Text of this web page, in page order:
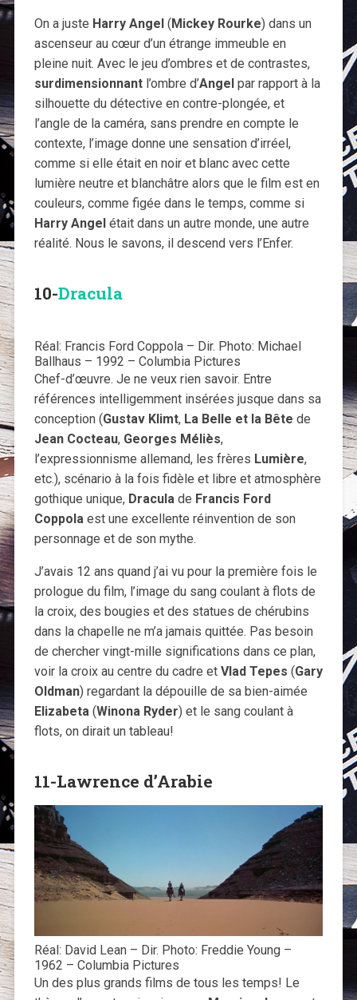
On a juste Harry Angel(Mickey Rourke) dans un
ascenseur au cœur d’un étrange immeuble en
pleine nuit. Avec le jeu d’ombres et de contrastes,
surdimensionnantl’ombre d’Angelpar rapport à la
silhouette du détective en contre-plongée, et
l’angle de la caméra, sans prendre en compte le
contexte, l’image donne une sensation d’irréel,
comme si elle était en noir et blanc avec cette
lumière neutre et blanchâtre alors que le film est en
couleurs, comme figée dans le temps, comme si
Harry Angelétait dans un autre monde, une autre
réalité. Nous le savons, il descend vers l’Enfer.
10-Dracula
Réal: Francis Ford Coppola – Dir. Photo: Michael
Ballhaus – 1992 – Columbia Pictures
Chef-d’œuvre. Je ne veux rien savoir. Entre
références intelligemment insérées jusque dans sa
conception (Gustav Klimt, La Belle et la Bête de
Jean Cocteau, Georges Méliès,
l’expressionnisme allemand, les frères Lumière,
etc.), scénario à la fois fidèle et libre et atmosphère
gothique unique, Draculade Francis Ford
Coppolaest une excellente réinvention de son
personnage et de son mythe.
J’avais 12 ans quand j’ai vu pour la première fois le
prologue du film, l’image du sang coulant à flots de
la croix, des bougies et des statues de chérubins
dans la chapelle ne m’a jamais quittée. Pas besoin
de chercher vingt-mille significations dans ce plan,
voir la croix au centre du cadre et Vlad Tepes (Gary
Oldman) regardant la dépouille de sa bien-aimée
Elizabeta(Winona Ryder) et le sang coulant à
flots, on dirait un tableau!
11-Lawrence d’Arabie
Réal: David Lean – Dir. Photo: Freddie Young –
1962 – Columbia Pictures
Un des plus grands films de tous les temps! Le